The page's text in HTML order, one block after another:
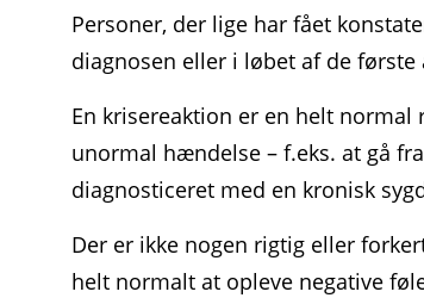
Personer, der lige har fået
diagnosen eller i løbet af de
En krise­reaktion er en helt normal
unormal hændelse – f.eks. at gå
diagnosticeret med en kronisk
Der er ikke nogen rigtig eller
helt normalt at opleve negative